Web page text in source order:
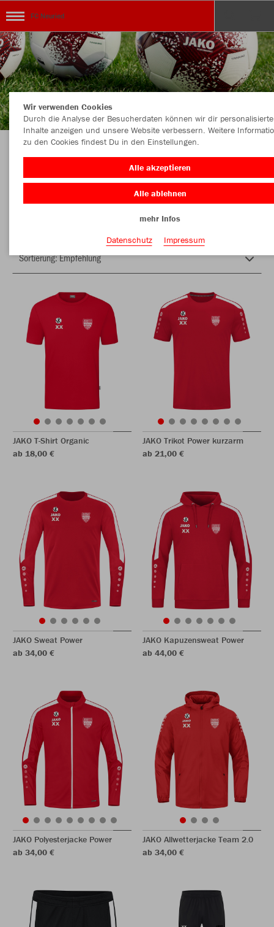
FC Neuried
Herzlich Willkommen im Teamshop FC Neuried
Farbe
JAKO T-Shirt Organic
ab 18,00 €
JAKO Trikot Power kurzarm
ab 21,00 €
JAKO Sweat Power
ab 34,00 €
JAKO Kapuzensweat Power
ab 44,00 €
JAKO Polyesterjacke Power
ab 34,00 €
JAKO Allwetterjacke Team 2.0
ab 34,00 €
Wir verwenden Cookies
Durch die Analyse der Besucherdaten können wir dir personalisierte
Inhalte anzeigen und unsere Website verbessern. Weitere
zu den Cookies findest Du in den Einstellungen.
Alle akzeptieren
Alle ablehnen
mehr Infos
Datenschutz
Impressum